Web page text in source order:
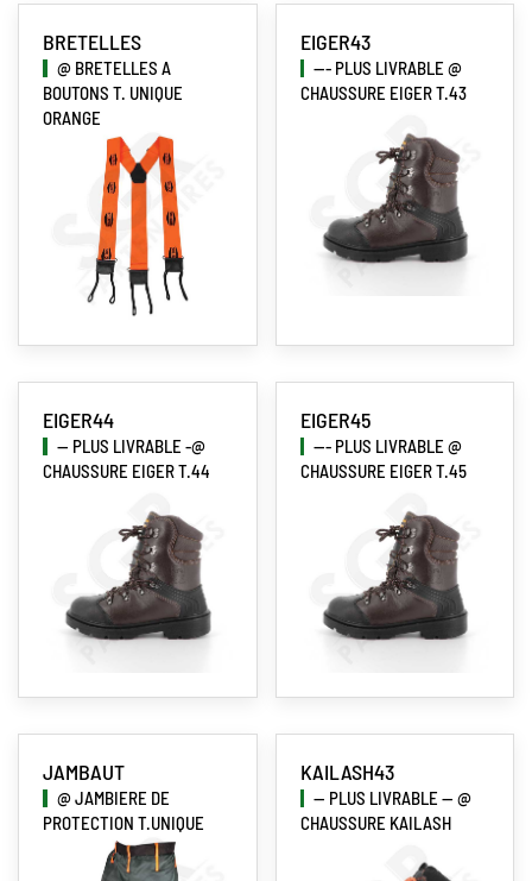
BRETELLES
@ BRETELLES A
BOUTONS T. UNIQUE
ORANGE
EIGER43
--- PLUS LIVRABLE @
CHAUSSURE EIGER T.43
EIGER44
-- PLUS LIVRABLE -@
CHAUSSURE EIGER T.44
EIGER45
--- PLUS LIVRABLE @
CHAUSSURE EIGER T.45
JAMBAUT
@ JAMBIERE DE
PROTECTION T.UNIQUE
KAILASH43
-- PLUS LIVRABLE -- @
CHAUSSURE KAILASH